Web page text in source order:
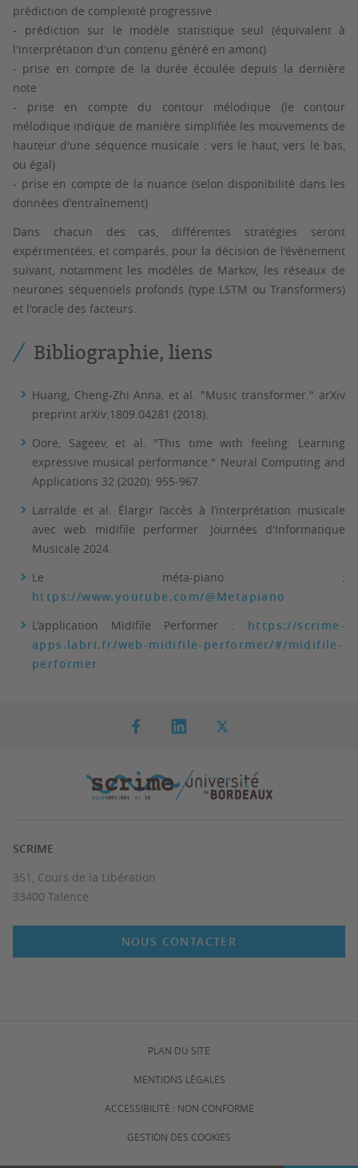
prédiction de complexité progressive :
- prédiction sur le modèle statistique seul (équivalent à
l'interprétation d'un contenu généré en amont)
- prise en compte de la durée écoulée depuis la dernière
note
- prise en compte du contour mélodique (le contour
mélodique indique de manière simplifiée les mouvements de
hauteur d'une séquence musicale : vers le haut, vers le bas,
ou égal)
- prise en compte de la nuance (selon disponibilité dans les
données d'entraînement)
Dans chacun des cas, différentes stratégies seront
expérimentées, et comparés, pour la décision de l'évènement
suivant, notamment les modèles de Markov, les réseaux de
neurones séquentiels profonds (type LSTM ou Transformers)
et l'oracle des facteurs.
Bibliographie, liens
Huang, Cheng-Zhi Anna, et al. "Music transformer." arXiv
preprint arXiv:1809.04281 (2018).
Oore, Sageev, et al. "This time with feeling: Learning
expressive musical performance." Neural Computing and
Applications 32 (2020): 955-967.
Larralde et al. Élargir l’accès à l’interprétation musicale
avec web midifile performer. Journées d'Informatique
Musicale 2024.
Le méta-piano :
https://www.youtube.com/@Metapiano
L'application Midifile Performer : https://scrime-
apps.labri.fr/web-midifile-performer/#/midifile-
performer
SCRIME
351, Cours de la Libération
33400 Talence
NOUS CONTACTER
PLAN DU SITE
MENTIONS LÉGALES
ACCESSIBILITÉ : NON CONFORME
GESTION DES COOKIES